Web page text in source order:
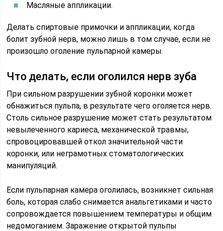
Масляные аппликации.
Делать спиртовые примочки и аппликации, когда
болит зубной нерв, можно лишь в том случае, если не
произошло оголение пульпарной камеры.
Что делать, если оголился нерв зуба
При сильном разрушении зубной коронки может
обнажиться пульпа, в результате чего оголяется нерв.
Столь сильное разрушение может стать результатом
невылеченного кариеса, механической травмы,
спровоцировавшей откол значительной части
коронки, или неграмотных стоматологических
манипуляций.
Если пульпарная камера оголилась, возникнет сильная
боль, которая слабо снимается анальгетиками и часто
сопровождается повышением температуры и общим
недомоганием. Заражение открытой пульпы